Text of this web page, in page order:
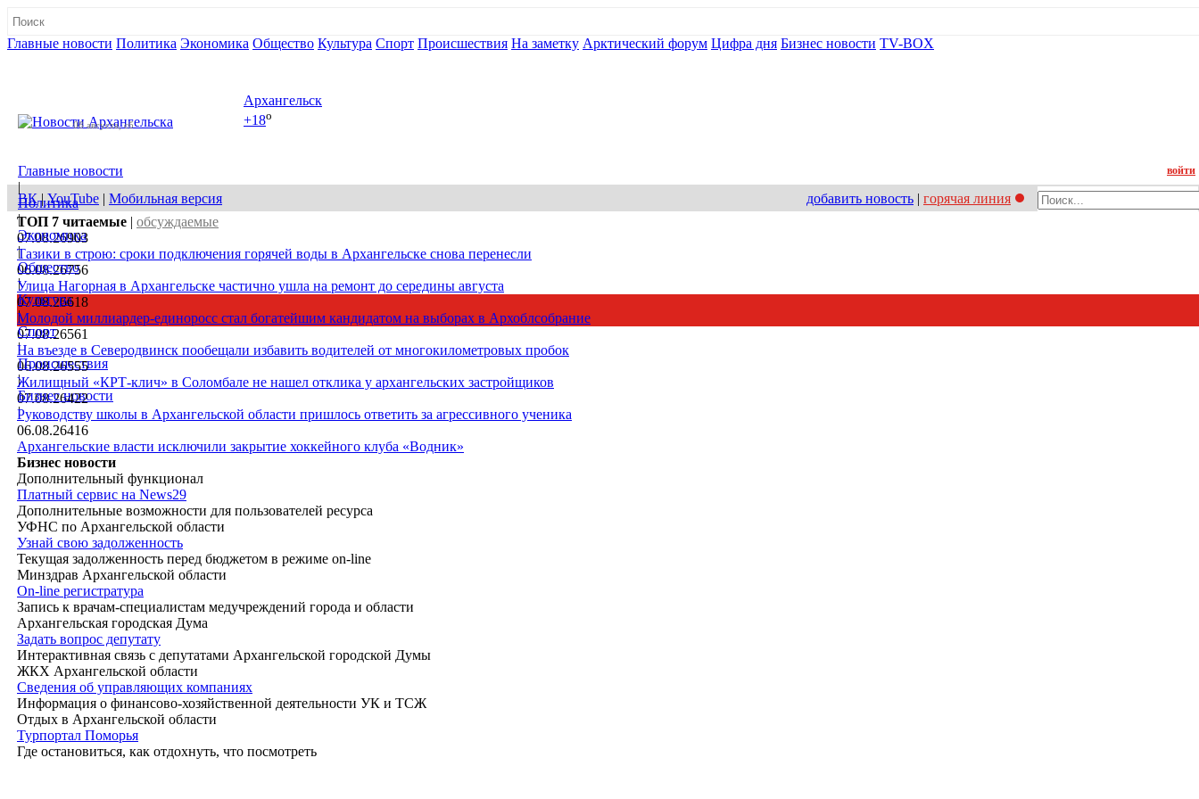
Главные новости Политика Экономика Общество Культура Спорт Происшествия На заметку Арктический форум Цифра дня Бизнес новости TV-BOX
08 августа, сб
Архангельск
+18o
Главные новости
|
Политика
|
Экономика
|
Общество
|
Культура
|
Спорт
|
Происшествия
|
Бизнес новости
|
войти
ВК|YouTube | Мобильная версия добавить новость | горячая линия
ТОП 7 читаемые | обсуждаемые
07.08.26903
Тазики в строю: сроки подключения горячей воды в Архангельске снова перенесли
06.08.26756
Улица Нагорная в Архангельске частично ушла на ремонт до середины августа
07.08.26618
Молодой миллиардер-единоросс стал богатейшим кандидатом на выборах в Архоблсобрание
07.08.26561
На въезде в Северодвинск пообещали избавить водителей от многокилометровых пробок
06.08.26555
Жилищный «КРТ-клич» в Соломбале не нашел отклика у архангельских застройщиков
07.08.26422
Руководству школы в Архангельской области пришлось ответить за агрессивного ученика
06.08.26416
Архангельские власти исключили закрытие хоккейного клуба «Водник»
Бизнес новости
Дополнительный функционал
Платный сервис на News29
Дополнительные возможности для пользователей ресурса
УФНС по Архангельской области
Узнай свою задолженность
Текущая задолженность перед бюджетом в режиме on-line
Минздрав Архангельской области
On-line регистратура
Запись к врачам-специалистам медучреждений города и области
Архангельская городская Дума
Задать вопрос депутату
Интерактивная связь с депутатами Архангельской городской Думы
ЖКХ Архангельской области
Сведения об управляющих компаниях
Информация о финансово-хозяйственной деятельности УК и ТСЖ
Отдых в Архангельской области
Турпортал Поморья
Где остановиться, как отдохнуть, что посмотреть